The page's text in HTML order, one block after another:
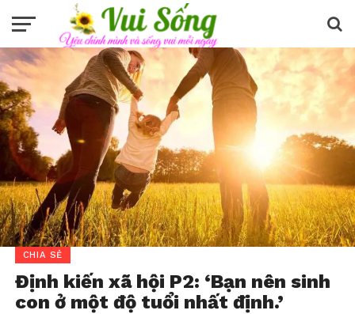
CHIA SẺ
Định kiến xã hội P2: ‘Bạn nên sinh
con ở một độ tuổi nhất định.’